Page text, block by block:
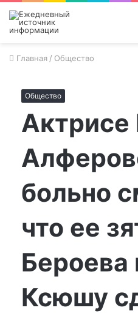
Главная / Общество
Общество
Актрисе
больно
что ее
Бероева
Ксюшу